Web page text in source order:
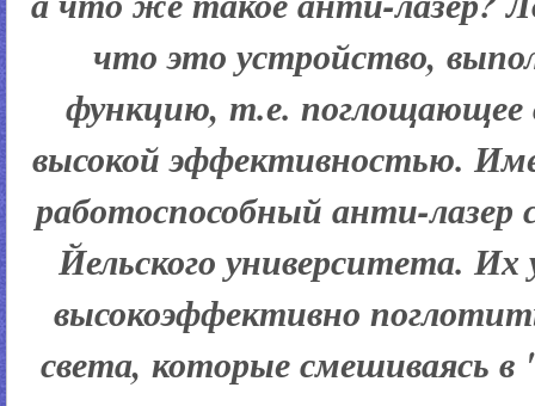
что это устройство,
функцию, т.е. поглощающее
высокой эффективностью.
работоспособный анти-лазер
Йельского университета.
высокоэффективно
света, которые смешиваясь